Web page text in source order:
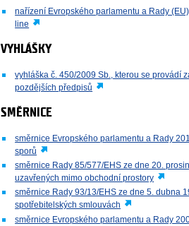
nařízení Evropského parlamentu a Rady
line
VYHLÁŠKY
vyhláška č. 450/2009 Sb., kterou se provádí
pozdějších předpisů
SMĚRNICE
směrnice Evropského parlamentu a Rady
sporů
směrnice Rady 85/577/EHS ze dne 20.
uzavřených mimo obchodní prostory
směrnice Rady 93/13/EHS ze dne 5. dubna
spotřebitelských smlouvách
směrnice Evropského parlamentu a Rady